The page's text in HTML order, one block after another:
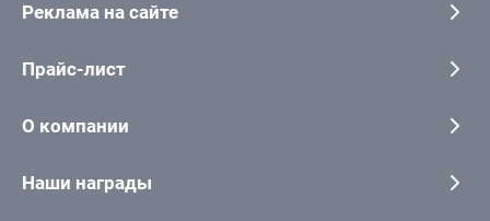
Реклама на сайте
Прайс-лист
О компании
Наши награды